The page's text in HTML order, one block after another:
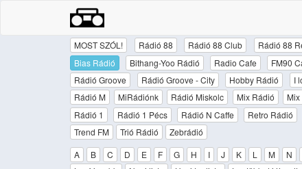
MOST SZÓL! Rádió 88 Rádió 88 Club Rádió 88
Bias Rádió
Bithang-Yoo Rádió Radio Cafe FM90
Rádió Groove
Rádió Groove - City Hobby Rádió I
Rádió M
MiRádiónk Rádió Miskolc Mix Rádió
Rádió 1
Rádió 1 Pécs Rádió N Caffe Retro Rádió
Trend FM
Trió Rádió
Zebrádió
A
B C D E F G H I J K L M N